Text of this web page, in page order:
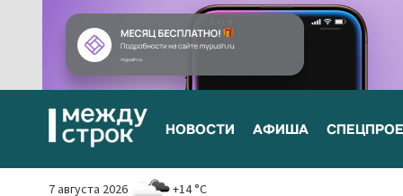
НОВОСТИ АФИША
7 августа 2026 +14 °C